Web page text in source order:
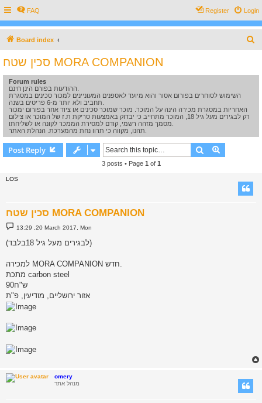
FAQ Login
Register
Board index
סכין שטח MORA COMPANION
Forum rules
השימוש לסוחרים בפורום אסור והוא מיועד לאספנים המעוניינים למכור סכינים במסגרת
האחריות במסגרת מכירה הינה על המוכר. מוכר שמוכר סכינים או ציוד אחר בפורום ימכור
רק לבגירים מעל גיל 18, המוכר מתחייב כי יבדוק באמצעות סריקת ת.ז של המוכר או צילום
Post Reply Search
3 posts • Page 1 of 1
LOS
סכין שטח MORA COMPANION
P
o
s
t
13:29 ,20 March 2017, Mon
(לבגירים מעל גיל 18בלבד)
למכירה MORA COMPANION חדש.
מתכת carbon steel
90ש"ח
אזור ירושליים, מודיעין, פ"ת
omery
מנהל אתר